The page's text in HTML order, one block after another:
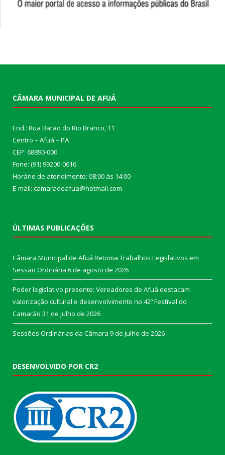
CÂMARA MUNICIPAL DE AFUÁ
End.: Rua Barão do Rio Branco, 11
Centro – Afuá – PA
CEP: 68890-000
Fone: (91) 99200-0616
Horário de atendimento: 08:00 às 14:00
E-mail: camaradeafua@hotmail.com
ÚLTIMAS PUBLICAÇÕES
Câmara Municipal de Afuá Retoma Trabalhos Legislativos em
Sessão Ordinária 6 de agosto de 2026
Poder legislativo presente: Vereadores de Afuá destacam
valorização cultural e desenvolvimento no 42º Festival do
Camarão 31 de julho de 2026
Sessões Ordinárias da Câmara 9 de julho de 2026
DESENVOLVIDO POR CR2